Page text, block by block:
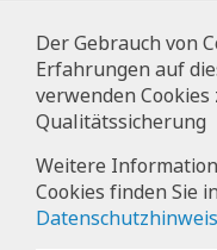
+49 2841 911-0,
Impressum
Datenschutz
Der Gebrauch von
Erfahrungen auf
verwenden
Qualitätssicherung
Weitere
Cookies finden Sie